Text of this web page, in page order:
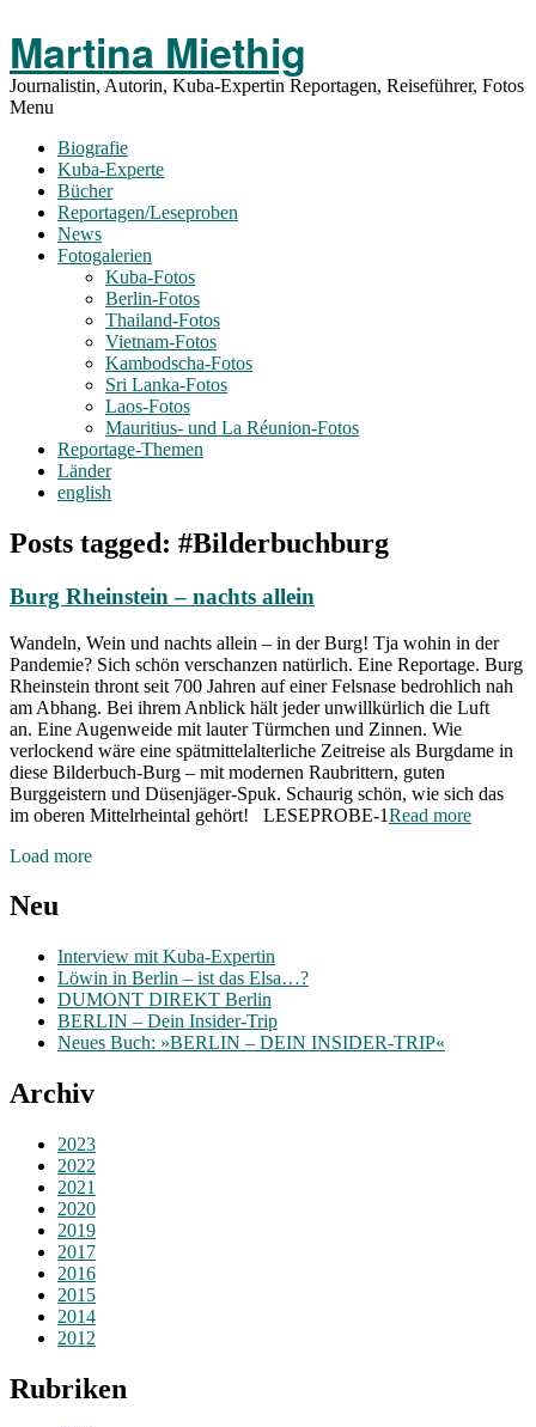
Menu
Martina Miethig
Journalistin, Autorin, Kuba-Expertin Reportagen, Reiseführer, Fotos
Menu
Biografie
Kuba-Experte
Bücher
Reportagen/Leseproben
News
Fotogalerien
Kuba-Fotos
Berlin-Fotos
Thailand-Fotos
Vietnam-Fotos
Kambodscha-Fotos
Sri Lanka-Fotos
Laos-Fotos
Mauritius- und La Réunion-Fotos
Reportage-Themen
Länder
english
Posts tagged: #Bilderbuchburg
Burg Rheinstein – nachts allein
Wandeln, Wein und nachts allein – in der Burg! Tja wohin in der
Pandemie? Sich schön verschanzen natürlich. Eine Reportage. Burg
Rheinstein thront seit 700 Jahren auf einer Felsnase bedrohlich nah
am Abhang. Bei ihrem Anblick hält jeder unwillkürlich die Luft
an. Eine Augenweide mit lauter Türmchen und Zinnen. Wie
verlockend wäre eine spätmittelalterliche Zeitreise als Burgdame in
diese Bilderbuch-Burg – mit modernen Raubrittern, guten
Burggeistern und Düsenjäger-Spuk. Schaurig schön, wie sich das
im oberen Mittelrheintal gehört! LESEPROBE-1Read more
Posts
Load more
Neu
Interview mit Kuba-Expertin
Löwin in Berlin – ist das Elsa…?
DUMONT DIREKT Berlin
BERLIN – Dein Insider-Trip
Neues Buch: »BERLIN – DEIN INSIDER-TRIP«
Archiv
2023
2022
2021
2020
2019
2017
2016
2015
2014
2012
Rubriken